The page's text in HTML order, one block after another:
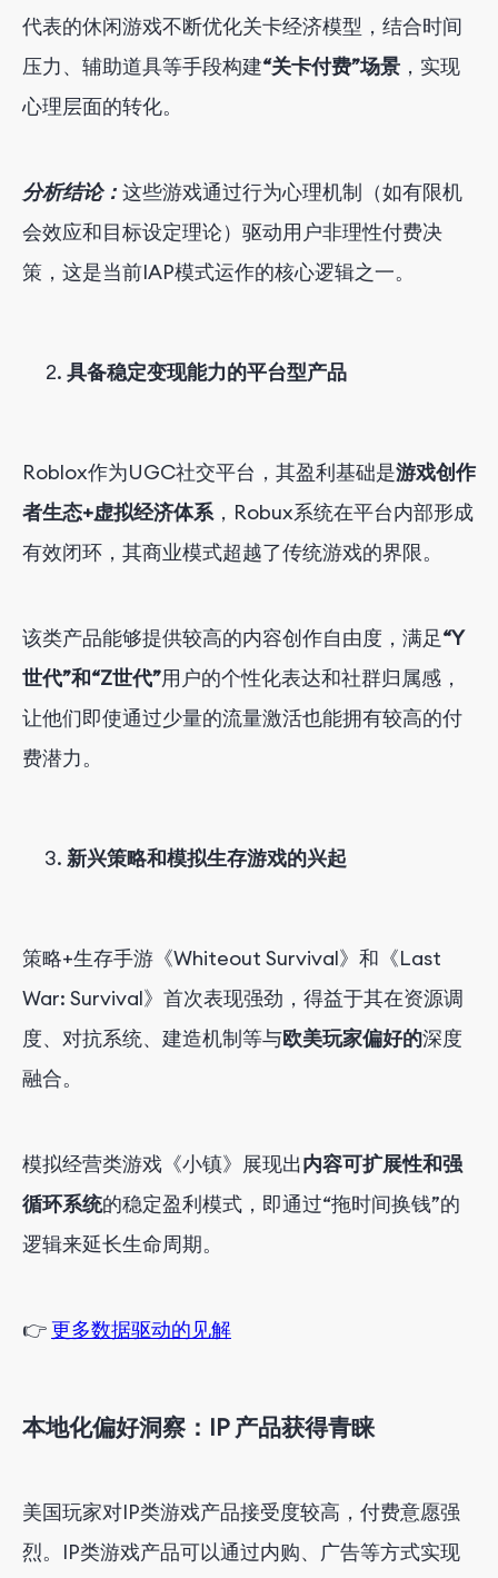
代表的休闲游戏不断优化关卡经济模型，结合时间
压力、辅助道具等手段构建“关卡付费”场景 ，实现
心理层面的转化。
分析结论： 这些游戏通过行为心理机制（如有限机
会效应和目标设定理论）驱动用户非理性付费决
策，这是当前IAP模式运作的核心逻辑之一。
具备稳定变现能力的平台型产品
Roblox作为UGC社交平台，其盈利基础是游戏创作
者生态+虚拟经济体系，Robux系统在平台内部形成
有效闭环，其商业模式超越了传统游戏的界限。
该类产品能够提供较高的内容创作自由度，满足“Y
世代”和“Z世代”用户的个性化表达和社群归属感，
让他们即使通过少量的流量激活也能拥有较高的付
费潜力。
新兴策略和模拟生存游戏的兴起
策略+生存手游《Whiteout Survival》和《Last
War: Survival》首次表现强劲，得益于其在资源调
度、对抗系统、建造机制等与欧美玩家偏好的深度
融合。
模拟经营类游戏《小镇》展现出内容可扩展性和强
循环系统的稳定盈利模式 ，即通过“拖时间换钱”的
逻辑来延长生命周期。
👉更多数据驱动的见解
本地化偏好洞察：IP 产品获得青睐
美国玩家对IP类游戏产品接受度较高，付费意愿强
烈。IP类游戏产品可以通过内购、广告等方式实现